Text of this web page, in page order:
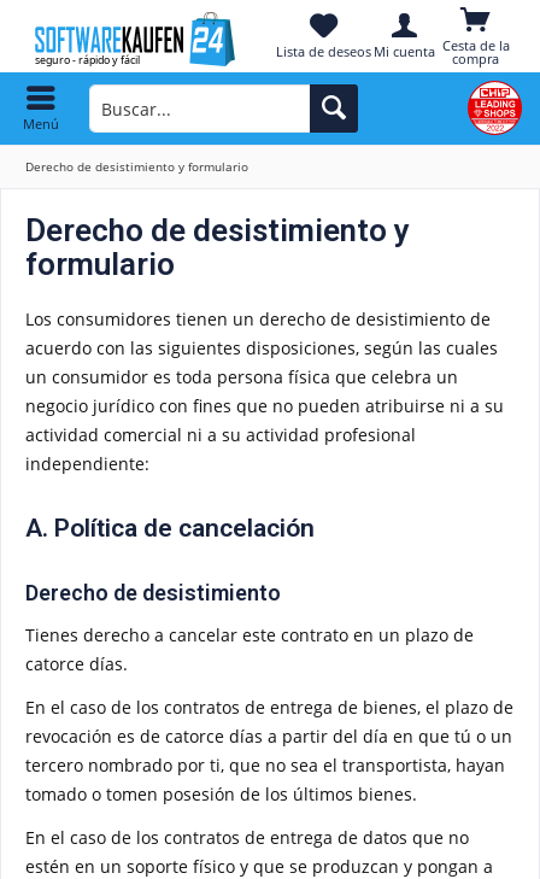
Cesta de la
compra
Lista de deseos Mi cuenta
Menú
Derecho de desistimiento y formulario
Derecho de desistimiento y
formulario
Los consumidores tienen un derecho de desistimiento de
acuerdo con las siguientes disposiciones, según las cuales
un consumidor es toda persona física que celebra un
negocio jurídico con fines que no pueden atribuirse ni a su
actividad comercial ni a su actividad profesional
independiente:
A. Política de cancelación
Derecho de desistimiento
Tienes derecho a cancelar este contrato en un plazo de
catorce días.
En el caso de los contratos de entrega de bienes, el plazo de
revocación es de catorce días a partir del día en que tú o un
tercero nombrado por ti, que no sea el transportista, hayan
tomado o tomen posesión de los últimos bienes.
En el caso de los contratos de entrega de datos que no
estén en un soporte físico y que se produzcan y pongan a